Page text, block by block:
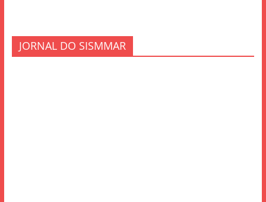
JORNAL DO SISMMAR